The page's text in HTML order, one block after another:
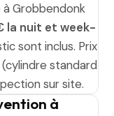
Grobbendonk
la nuit et week-
sont inclus. Prix
standard
sur site.
à